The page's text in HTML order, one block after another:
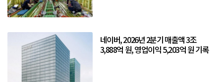
네이버, 2026년 2분기 매출액 3조
3,888억 원, 영업이익 5,203억 원 기록